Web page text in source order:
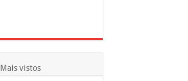
Mais vistos